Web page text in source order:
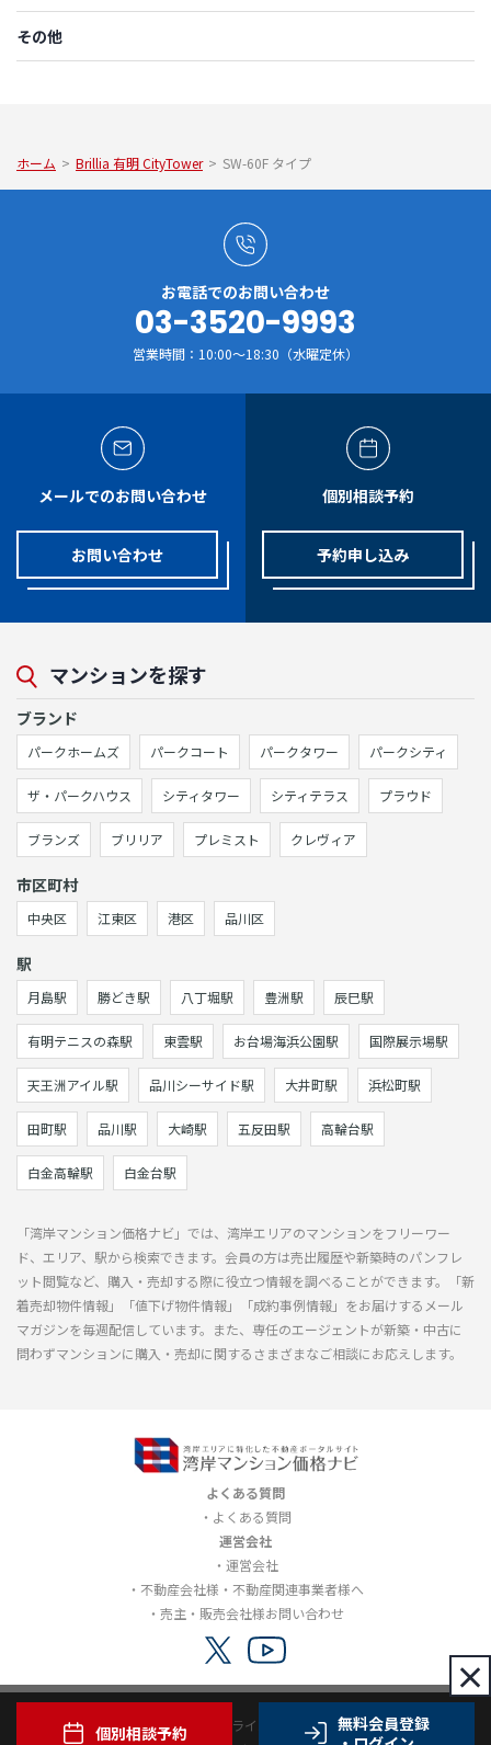
個別相談予約
無料会員登録
×
その他
ホーム > Brillia 有明 CityTower > SW-60F タイプ
お電話でのお問い合わせ
03-3520-9993
営業時間：10:00～18:30（水曜定休）
メールでのお問い合わせ
お問い合わせ
個別相談予約
予約申し込み
マンションを探す
ブランド
パークホームズ パークコート パークタワー パークシティ
ザ・パークハウス シティタワー シティテラス プラウド
ブランズ ブリリア プレミスト クレヴィア
市区町村
中央区 江東区 港区 品川区
駅
月島駅 勝どき駅 八丁堀駅 豊洲駅 辰巳駅
有明テニスの森駅 東雲駅 お台場海浜公園駅 国際展示場駅
天王洲アイル駅 品川シーサイド駅 大井町駅 浜松町駅
田町駅 品川駅 大崎駅 五反田駅 高輪台駅
白金高輪駅 白金台駅
「湾岸マンション価格ナビ」では、湾岸エリアのマンションをフリーワー
ド、エリア、駅から検索できます。会員の方は売出履歴や新築時のパンフレ
ット閲覧など、購入・売却する際に役立つ情報を調べることができます。「新
着売却物件情報」「値下げ物件情報」「成約事例情報」をお届けするメール
マガジンを毎週配信しています。また、専任のエージェントが新築・中古に
問わずマンションに購入・売却に関するさまざまなご相談にお応えします。
よくある質問
よくある質問
運営会社
運営会社
不動産会社様・不動産関連事業者様へ
売主・販売会社様お問い合わせ
利用規約 プライバシーポリシー